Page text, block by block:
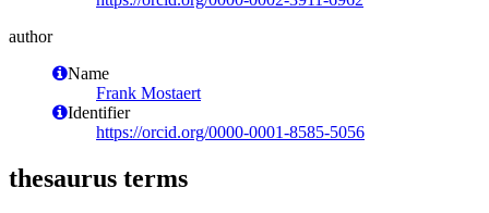
author
Name
Frank Mostaert
Identifier
https://orcid.org/0000-0001-8585-5056
thesaurus terms